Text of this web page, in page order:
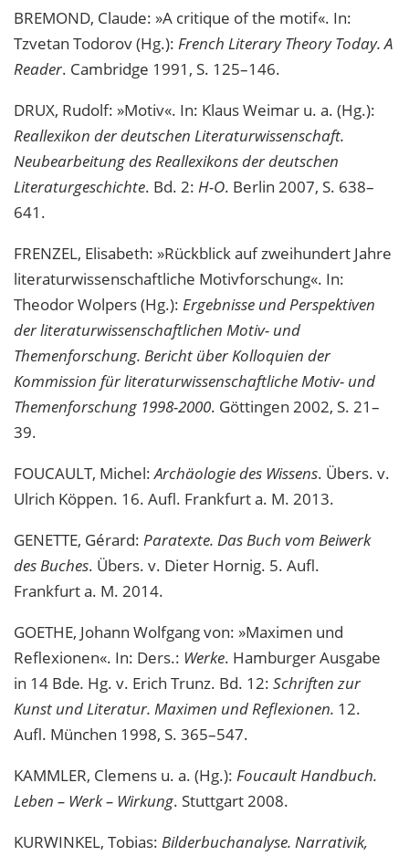
BREMOND, Claude: »A critique of the motif«. In:
Tzvetan Todorov (Hg.): French Literary Theory Today. A
Reader. Cambridge 1991, S. 125–146.
DRUX, Rudolf: »Motiv«. In: Klaus Weimar u. a. (Hg.):
Reallexikon der deutschen Literaturwissenschaft.
Neubearbeitung des Reallexikons der deutschen
Literaturgeschichte. Bd. 2: H-O. Berlin 2007, S. 638–
641.
FRENZEL, Elisabeth: »Rückblick auf zweihundert Jahre
literaturwissenschaftliche Motivforschung«. In:
Theodor Wolpers (Hg.): Ergebnisse und Perspektiven
der literaturwissenschaftlichen Motiv- und
Themenforschung. Bericht über Kolloquien der
Kommission für literaturwissenschaftliche Motiv- und
Themenforschung 1998-2000. Göttingen 2002, S. 21–
39.
FOUCAULT, Michel:Archäologie des Wissens. Übers. v.
Ulrich Köppen. 16. Aufl. Frankfurt a. M. 2013.
GENETTE, Gérard: Paratexte. Das Buch vom Beiwerk
des Buches. Übers. v. Dieter Hornig. 5. Aufl.
Frankfurt a. M. 2014.
GOETHE, Johann Wolfgang von: »Maximen und
Reflexionen«. In: Ders.: Werke. Hamburger Ausgabe
in 14 Bde. Hg. v. Erich Trunz. Bd. 12: Schriften zur
Kunst und Literatur. Maximen und Reflexionen. 12.
Aufl. München 1998, S. 365–547.
KAMMLER, Clemens u. a. (Hg.): Foucault Handbuch.
Leben – Werk – Wirkung. Stuttgart 2008.
KURWINKEL, Tobias: Bilderbuchanalyse. Narrativik,